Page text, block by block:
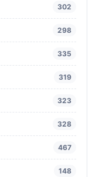
302
298
335
319
323
328
467
148